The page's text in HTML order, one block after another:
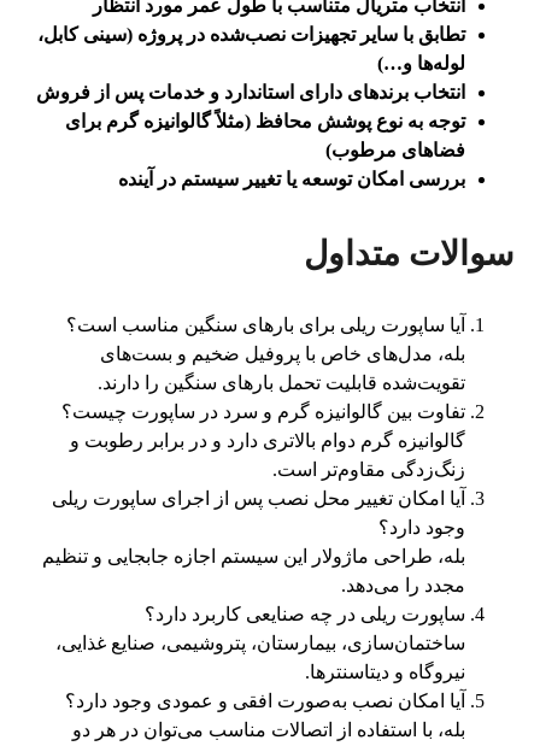
انتخاب متریال متناسب با طول عمر مورد انتظار
تطابق با سایر تجهیزات نصب‌شده در پروژه (سینی کابل،
لوله‌ها و…)
انتخاب برندهای دارای استاندارد و خدمات پس از فروش
توجه به نوع پوشش محافظ (مثلاً گالوانیزه گرم برای
فضاهای مرطوب)
بررسی امکان توسعه یا تغییر سیستم در آینده
سوالات متداول
آیا ساپورت ریلی برای بارهای سنگین مناسب است؟
بله، مدل‌های خاص با پروفیل ضخیم و بست‌های
تقویت‌شده قابلیت تحمل بارهای سنگین را دارند.
تفاوت بین گالوانیزه گرم و سرد در ساپورت چیست؟
گالوانیزه گرم دوام بالاتری دارد و در برابر رطوبت و
زنگ‌زدگی مقاوم‌تر است.
آیا امکان تغییر محل نصب پس از اجرای ساپورت ریلی
وجود دارد؟
بله، طراحی ماژولار این سیستم اجازه جابجایی و تنظیم
مجدد را می‌دهد.
ساپورت ریلی در چه صنایعی کاربرد دارد؟
ساختمان‌سازی، بیمارستان، پتروشیمی، صنایع غذایی،
نیروگاه و دیتاسنترها.
آیا امکان نصب به‌صورت افقی و عمودی وجود دارد؟
بله، با استفاده از اتصالات مناسب می‌توان در هر دو